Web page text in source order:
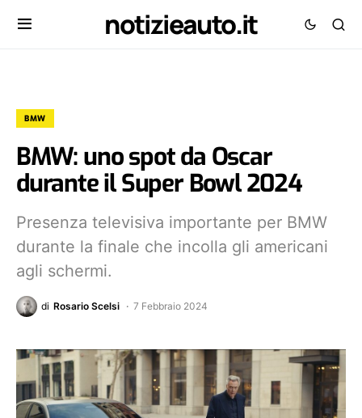
notizieauto.it
BMW
BMW: uno spot da Oscar
durante il Super Bowl 2024
Presenza televisiva importante per BMW
durante la finale che incolla gli americani
agli schermi.
di Rosario Scelsi 7 Febbraio 2024